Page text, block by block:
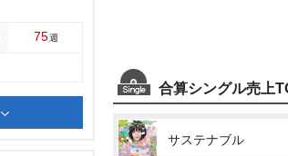
75週
合算シングル売上
サステナブル